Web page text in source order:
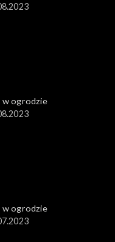
w ogrodzie
w ogrodzie